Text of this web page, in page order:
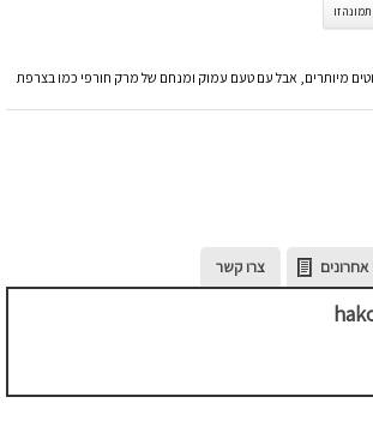
מיותרים, אבל עם טעם עמוק ומנחם של מרק חורפי כמו בצרפת
צרו קשר